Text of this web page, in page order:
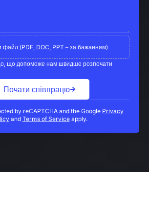
файл (PDF, DOC, PPT – за бажанням)
що допоможе нам швидше розпочати
Почати співпрацю
by reCAPTCHA and the Google Privacy
and Terms of Serviceapply.